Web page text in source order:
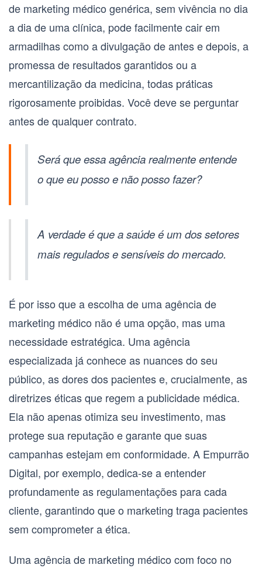
de marketing médico genérica, sem vivência no dia
a dia de uma clínica, pode facilmente cair em
armadilhas como a divulgação de antes e depois, a
promessa de resultados garantidos ou a
mercantilização da medicina, todas práticas
rigorosamente proibidas. Você deve se perguntar
antes de qualquer contrato.
Será que essa agência realmente entende
o que eu posso e não posso fazer?
A verdade é que a saúde é um dos setores
mais regulados e sensíveis do mercado.
É por isso que a escolha de umaagência de
marketing médico não é uma opção, mas uma
necessidade estratégica. Uma agência
especializada já conhece as nuances do seu
público, as dores dos pacientes e, crucialmente, as
diretrizes éticas que regem a publicidade médica.
Ela não apenas otimiza seu investimento, mas
protege sua reputação e garante que suas
campanhas estejam em conformidade. A Empurrão
Digital, por exemplo, dedica-se a entender
profundamente as regulamentações para cada
cliente, garantindo que o marketing traga pacientes
sem comprometer a ética.
Uma agência de marketing médico com foco no